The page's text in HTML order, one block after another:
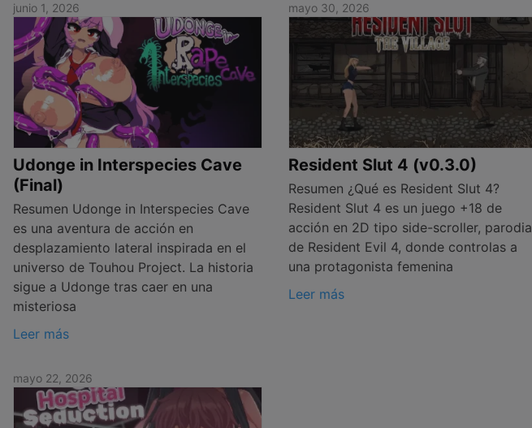
junio 1, 2026
Udonge in Interspecies Cave
(Final)
Resumen Udonge in Interspecies Cave
es una aventura de acción en
desplazamiento lateral inspirada en el
universo de Touhou Project. La historia
sigue a Udonge tras caer en una
misteriosa
Leer más
mayo 30, 2026
Resident Slut 4 (v0.3.0)
Resumen ¿Qué es Resident Slut 4?
Resident Slut 4 es un juego +18 de
acción en 2D tipo side-scroller, parodia
de Resident Evil 4, donde controlas a
una protagonista femenina
Leer más
mayo 22, 2026